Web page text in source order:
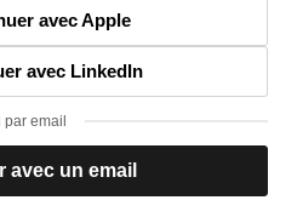
avec Apple
avec LinkedIn
par email
avec un email